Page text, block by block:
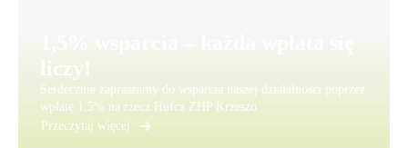
liczy!
Serdecznie zapraszamy do wsparcia naszej działalności poprzez
wpłatę 1,5% na rzecz Hufca ZHP Krzeszo...
Przeczytaj więcej